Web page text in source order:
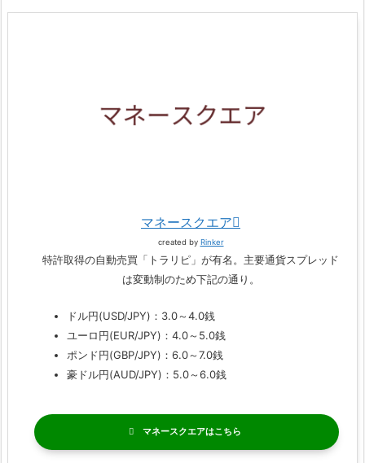
マネースクエア
created by Rinker
特許取得の自動売買「トラリピ」が有名。主要通貨スプレッド
は変動制のため下記の通り。
ドル円(USD/JPY)：3.0～4.0銭
ユーロ円(EUR/JPY)：4.0～5.0銭
ポンド円(GBP/JPY)：6.0～7.0銭
豪ドル円(AUD/JPY)：5.0～6.0銭
マネースクエア